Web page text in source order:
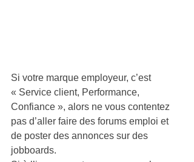
Si votre marque employeur, c’est
« Service client, Performance,
Confiance », alors ne vous contentez
pas d’aller faire des forums emploi et
de poster des annonces sur des
jobboards.